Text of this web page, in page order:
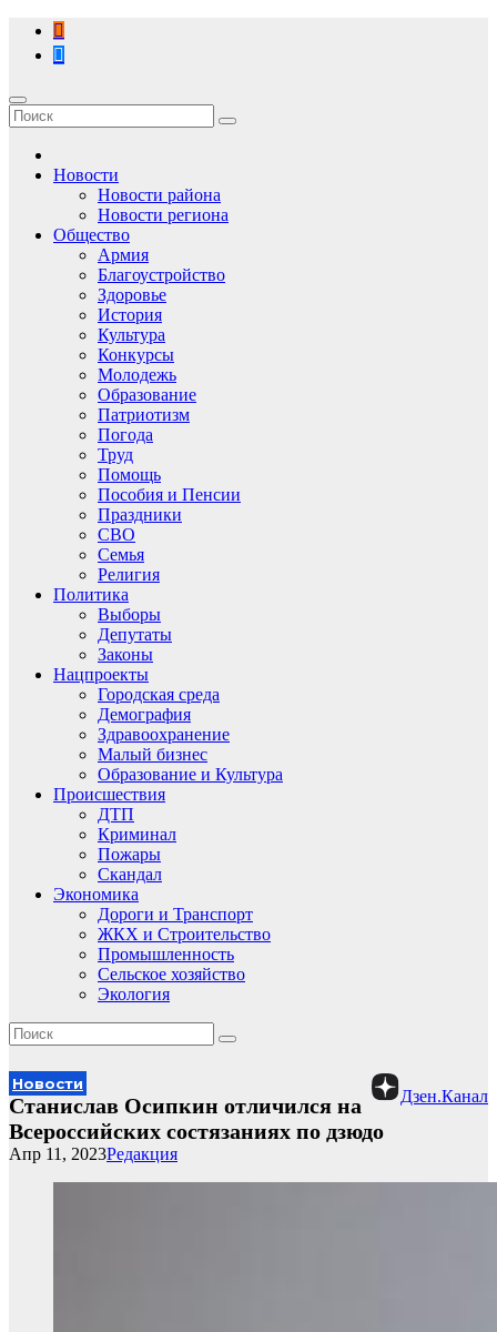
Перейти
содержимому
Новости
Новости района
Новости региона
Общество
Армия
Благоустройство
Здоровье
История
Культура
Конкурсы
Молодежь
Образование
Патриотизм
Погода
Труд
Помощь
Пособия и Пенсии
Праздники
СВО
Семья
Религия
Политика
Выборы
Депутаты
Законы
Нацпроекты
Городская среда
Демография
Здравоохранение
Малый бизнес
Образование и Культура
Происшествия
ДТП
Криминал
Пожары
Скандал
Экономика
Дороги и Транспорт
ЖКХ и Строительство
Промышленность
Сельское хозяйство
Экология
Новости
Дзен.Канал
Станислав Осипкин отличился на
Всероссийских состязаниях по дзюдо
Редакция
Апр 11, 2023